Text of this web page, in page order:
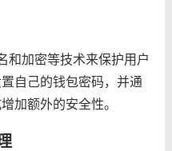
和加密等技术来保护用户
自己的钱包密码，并通
加额外的安全性。